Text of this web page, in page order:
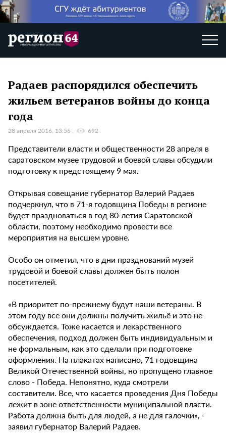
Радаев распорядился обеспечить
жильем ветеранов войны до конца
года
28 апреля 2016, 13:56 692
Представители власти и общественности 28 апреля в
саратовском музее трудовой и боевой славы обсудили
подготовку к предстоящему 9 мая.
Открывая совещание губернатор Валерий Радаев
подчеркнул, что в 71-я годовщина Победы в регионе
будет праздноваться в год 80-летия Саратовской
области, поэтому необходимо провести все
мероприятия на высшем уровне.
Особо он отметил, что в дни празднований музей
трудовой и боевой славы должен быть полон
посетителей.
«В приоритет по-прежнему будут наши ветераны. В
этом году все они должны получить жильё и это не
обсуждается. Тоже касается и лекарственного
обеспечения, подход должен быть индивидуальным и
не формальным, как это сделали при подготовке
оформления. На плакатах написано, 71 годовщина
Великой Отечественной войны, но пропущено главное
слово - Победа. Непонятно, куда смотрели
составители. Все, что касается проведения Дня Победы
лежит в зоне ответственности муниципальной власти.
Работа должна быть для людей, а не для галочки», -
заявил губернатор Валерий Радаев.